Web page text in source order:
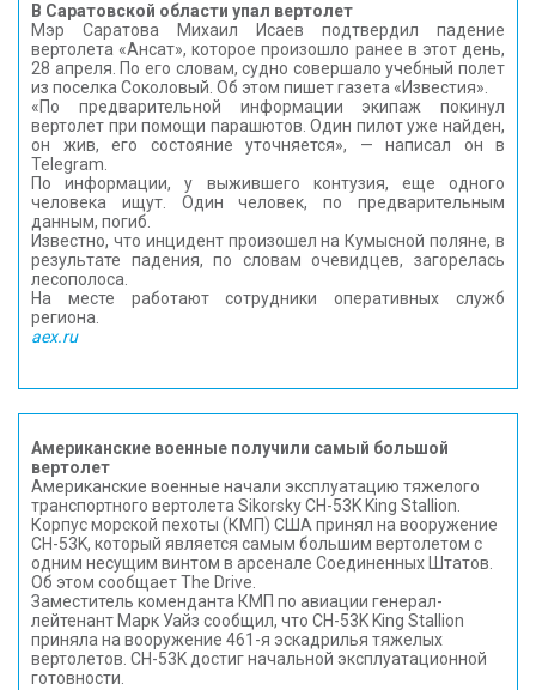
В Саратовской области упал вертолет
Мэр Саратова Михаил Исаев подтвердил падение
вертолета «Ансат», которое произошло ранее в этот день,
28 апреля. По его словам, судно совершало учебный полет
из поселка Соколовый. Об этом пишет газета «Известия».
«По предварительной информации экипаж покинул
вертолет при помощи парашютов. Один пилот уже найден,
он жив, его состояние уточняется», — написал он в
Telegram.
По информации, у выжившего контузия, еще одного
человека ищут. Один человек, по предварительным
данным, погиб.
Известно, что инцидент произошел на Кумысной поляне, в
результате падения, по словам очевидцев, загорелась
лесополоса.
На месте работают сотрудники оперативных служб
региона.
aex.ru
Американские военные получили самый большой
вертолет
Американские военные начали эксплуатацию тяжелого
транспортного вертолета Sikorsky CH-53K King Stallion.
Корпус морской пехоты (КМП) США принял на вооружение
CH-53K, который является самым большим вертолетом с
одним несущим винтом в арсенале Соединенных Штатов.
Об этом сообщает The Drive.
Заместитель коменданта КМП по авиации генерал-
лейтенант Марк Уайз сообщил, что CH-53K King Stallion
приняла на вооружение 461-я эскадрилья тяжелых
вертолетов. CH-53K достиг начальной эксплуатационной
готовности.